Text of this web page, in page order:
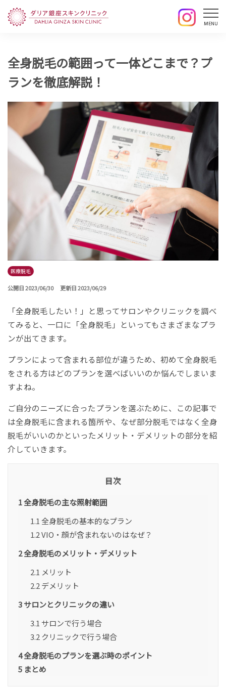
全身脱毛の範囲って一体どこまで？プ
ランを徹底解説！
医療脱毛
公開日 2023/06/30 更新日 2023/06/29
「全身脱毛したい！」と思ってサロンやクリニックを調べ
てみると、一口に「全身脱毛」といってもさまざまなプラ
ンが出てきます。
プランによって含まれる部位が違うため、初めて全身脱毛
をされる方はどのプランを選べばいいのか悩んでしまいま
すよね。
ご自分のニーズに合ったプランを選ぶために、この記事で
は全身脱毛に含まれる箇所や、なぜ部分脱毛ではなく全身
脱毛がいいのかといったメリット・デメリットの部分を紹
介していきます。
目次
1全身脱毛の主な照射範囲
1.1 全身脱毛の基本的なプラン
1.2VIO・顔が含まれないのはなぜ？
2全身脱毛のメリット・デメリット
2.1 メリット
2.2 デメリット
3サロンとクリニックの違い
3.1 サロンで行う場合
3.2 クリニックで行う場合
4全身脱毛のプランを選ぶ時のポイント
5 まとめ